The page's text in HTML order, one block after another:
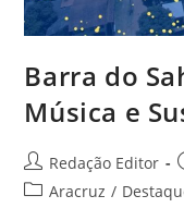
Barra do
Música e
Redação Editor
Aracruz /